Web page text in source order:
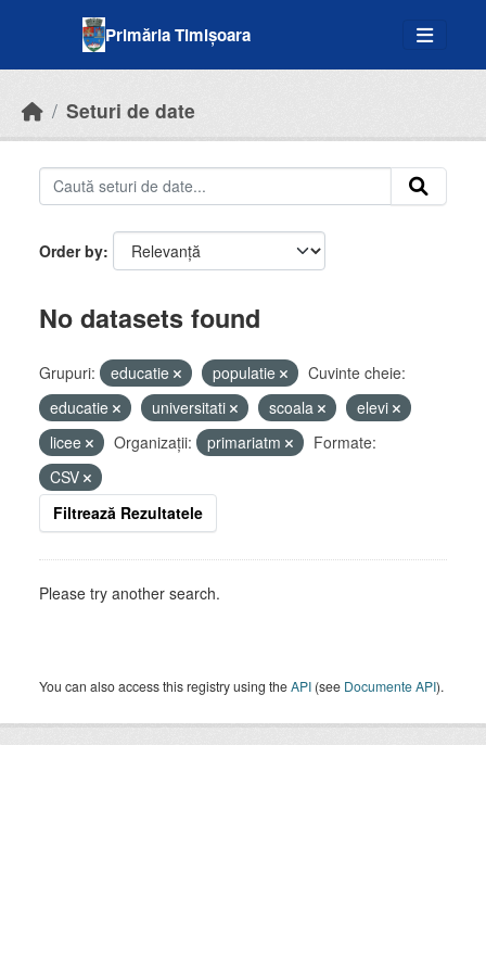
Primăria Timișoara
Seturi de date
Order by
No datasets found
Grupuri: educatie populatie
Cuvinte cheie:
educatie
universitati scoala
elevi
licee
Organizații: primariatm
Formate:
CSV
Filtrează Rezultatele
Please try another search.
You can also access this registry using theAPI (see Documente API).